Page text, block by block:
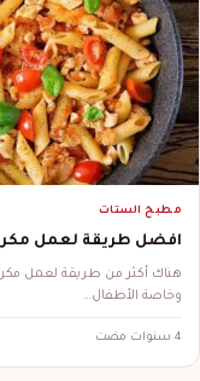
مطبخ الستات
افضل طريقة لعمل
هناك أكثر من طريقة لعمل
وخاصة الأطفال…
4 سنوات مضت